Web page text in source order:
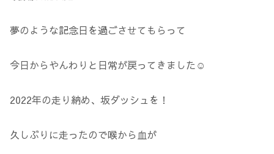
夢のような記念日を過ごさせてもらって
今日からやんわりと日常が戻ってきました☺️
2022年の走り納め、坂ダッシュを！
久しぶりに走ったので喉から血が